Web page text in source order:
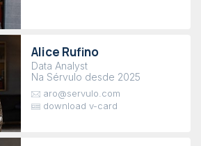
Alice Rufino
Data Analyst
Na Sérvulo desde 2025
aro@servulo.com
download v-card